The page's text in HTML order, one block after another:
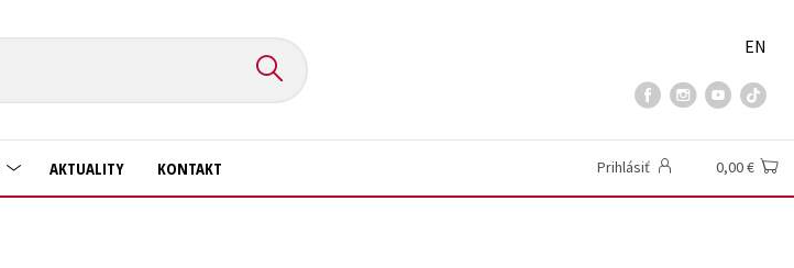
EN
AKTUALITY KONTAKT Prihlásiť 0,00 €